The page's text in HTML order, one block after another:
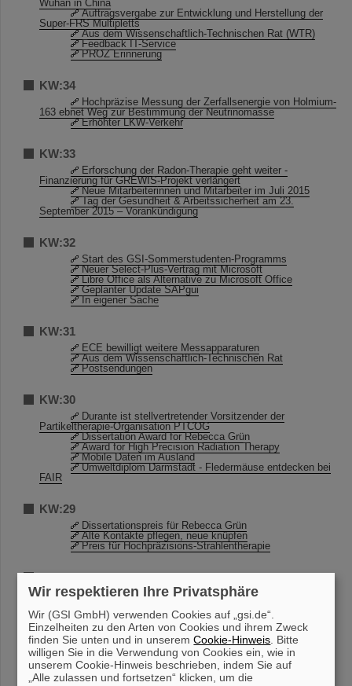
Wuhan in China
Auftragsvergabe zur Entwicklung und Herstellung der
Super-FRS Multipletts
Aus dem Wissenschaftlich-Technischen Rat (WTR)
Feedback IT-Service
PROZ Erinnerung
KW:34
Hochpräzise Messung der Zerfallsenergie von Holmium-
163 ebnet Weg zur Bestimmung der Neutrinomasse
Erhöhter LKW-Verkehr
KW:33
Erforschung der Radon-Therapie geht weiter -
Finanzierung für GREWIS-Projekt verlängert
Neue Mitarbeiterinnen und Mitarbeiter im Juli 2015
Tag der Gesundheit & Arbeitssicherheit am 23.
September 2015 – Vorankündigung
KW:32
Start des GSI-Sommerstudenten-Programms
Neuer Select-Plus-Vertrag mit Microsoft
Libre Office als Alternative zu Microsoft Office
Geplanter Update SAPgui
In eigener Sache
KW:31
ECE bewilligt weitere Messapparaturen
Aus dem Wissenschaftlich-Technischen Rat
Postsendungen
KW:30
Durante ist stellvertretender Vorsitzender der
Partikeltherapie-Organisation PTCOG
Dissertation Award for Rebecca Grün
Award for High Precision Radiation Therapy
Mobile Daten im Ausland
Umweltdiplom Darmstadt - Fledermäuse entdecken bei
FAIR
KW:29
Dissertationspreis für Rebecca Grün
Alte Kontakte pflegen, neue knüpfen
Preis für Hochpräzisions-Strahlentherapie
KW:28
Auffrischung der Kenntnisse für Kranführer
Wiederbelebung des GSI/FAIR-Festkomitees
Es sind noch Plätze frei für den Triathlon “10 Freunde”
ALICE collaboration week bei GSI
Abteilung BAU macht Begehungen zur
Raumdatenaufnahme
Wir respektieren Ihre Privatsphäre
Wir (GSI GmbH) verwenden Cookies auf „gsi.de“.
Einzelheiten zu den Arten von Cookies und ihrem Zweck
finden Sie unten und in unseremCookie-Hinweis . Bitte
willigen Sie in die Verwendung von Cookies ein, wie in
unserem Cookie-Hinweis beschrieben, indem Sie auf
„Alle zulassen und fortsetzen“ klicken, um die